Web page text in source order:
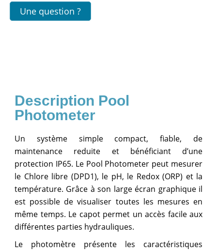
Une question ?
Pool
Photometer
Un système simple compact, fiable, de
maintenance reduite et bénéficiant d’une
protection IP65. Le Pool Photometer peut mesurer
le Chlore libre (DPD1), le pH, le Redox (ORP) et la
température. Grâce à son large écran graphique il
est possible de visualiser toutes les mesures en
même temps. Le capot permet un accès facile aux
différentes parties hydrauliques.
Le photomètre présente les caractéristiques